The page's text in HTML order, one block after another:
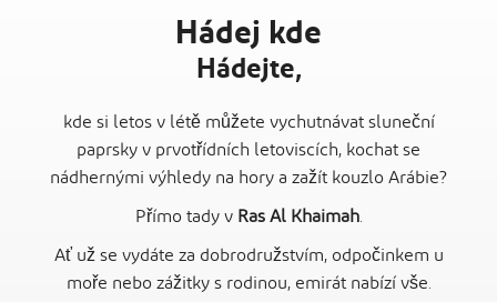
Hádej kde
Hádejte,
kde si letos v létě můžete vychutnávat sluneční
paprsky v prvotřídních letoviscích, kochat se
nádhernými výhledy na hory a zažít kouzlo Arábie?
Přímo tady vRas Al Khaimah.
Ať už se vydáte za dobrodružstvím, odpočinkem u
moře nebo zážitky s rodinou, emirát nabízí vše.